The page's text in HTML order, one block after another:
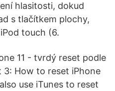
hlasitosti, dokud
s tlačítkem plochy,
touch (6.
11 - tvrdý reset podle
3: How to reset iPhone
use iTunes to reset